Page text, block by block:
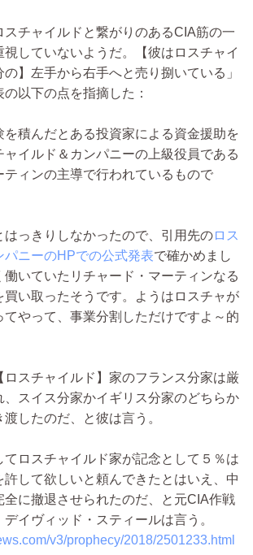
スチャイルドと繋がりのあるCIA筋の一
視していないようだ。【彼はロスチャイ
】左手から右手へと売り捌いている」
以下の点を指摘した：
を積んだとある投資家による資金援助を
ャイルド＆カンパニーの上級役員である
ティンの主導で行われているもので
はっきりしなかったので、引用先のロス
パニーのHPでの公式発表で確かめまし
働いていたリチャード・マーティンなる
買い取ったそうです。ようはロスチャが
てやって、事業分割しただけですよ～的
ロスチャイルド】家のフランス分家は厳
、スイス分家かイギリス分家のどちらか
したのだ、と彼は言う。
てロスチャイルド家が記念として５％は
して欲しいと頼んできたとはいえ、中
全に撤退させられたのだ、と元CIA作戦
イヴィッド・スティールは言う。
v3/prophecy/2018/2501233.html